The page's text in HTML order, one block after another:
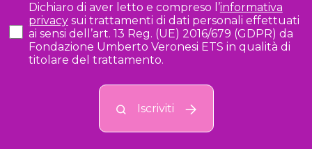
Dichiaro di aver letto e compreso l’informativa
privacysui trattamenti di dati personali effettuati
ai sensi dell’art. 13 Reg. (UE) 2016/679 (GDPR) da
Fondazione Umberto Veronesi ETS in qualità di
titolare del trattamento.
Iscriviti